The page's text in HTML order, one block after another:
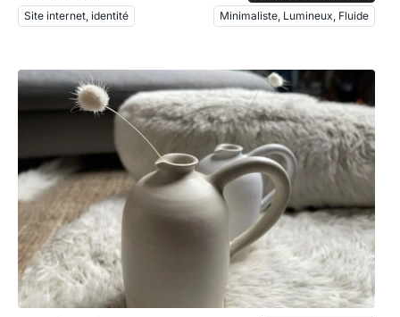
Site internet, identité
Minimaliste, Lumineux, Fluide